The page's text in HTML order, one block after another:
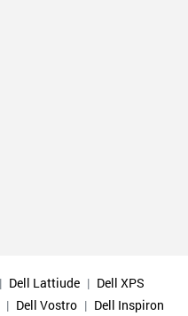
Dell Lattiude
Dell XPS
Dell Vostro Dell Inspiron